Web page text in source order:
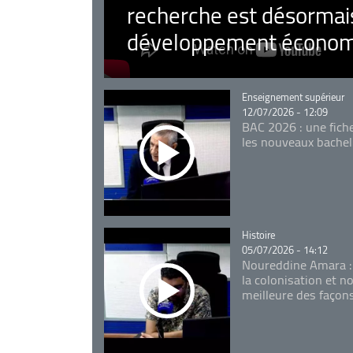
recherche est
développement
Catégorie
Enseignement supérieur
12/07/2026 - 12:09
BAC 2026 : une
les nouveaux
Catégorie
Histoire
05/07/2026 - 14:12
Noureddine Amara
la colonisation et
meilleure des